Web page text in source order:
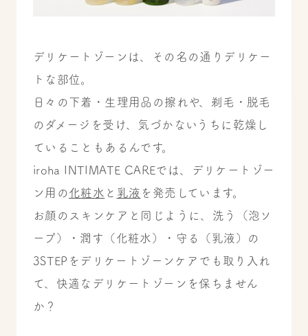
デリケートゾーンは、その名の通りデリケー
トな部位。
日々の下着・生理用品の擦れや、剃毛・脱毛
のダメージを受け、気づかないうちに乾燥し
ていることもあるんです。
iroha INTIMATE CAREでは、デリケートゾー
ン用の化粧水 と 乳液 を発売しています。
お顔のスキンケアと同じように、洗う（泡ソ
ープ）・潤す（化粧水）・守る（乳液）の
3STEPをデリケートゾーンケアでも取り入れ
て、快適なデリケートゾーンを保ちません
か？